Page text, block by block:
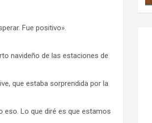
Fue positivo».
navideño de las estaciones de
que estaba sorprendida por la
eso. Lo que diré es que estamos